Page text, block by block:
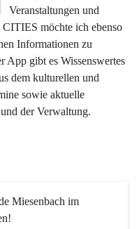
Veranstaltungen und
möchte ich ebenso
Informationen zu
App gibt es Wissenswertes
dem kulturellen und
sowie aktuelle
der Verwaltung.
Miesenbach im